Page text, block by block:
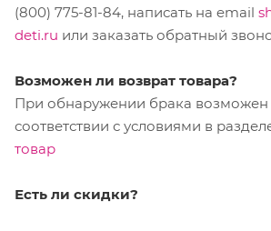
(800) 775-81-84, написать на email
deti.ru или заказать обратный
Возможен ли возврат товара?
При обнаружении брака возможен
соответствии с условиями в
товар
Есть ли скидки?